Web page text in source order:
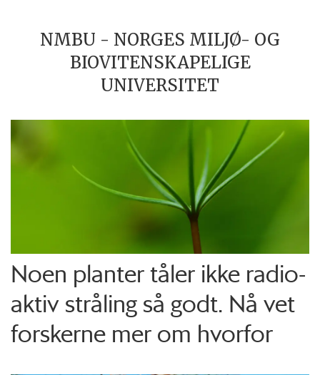
NMBU - NORGES MILJØ- OG
BIOVITENSKAPELIGE
UNIVERSITET
Noen planter tåler ikke radio­
aktiv stråling så godt. Nå vet
forskerne mer om hvorfor